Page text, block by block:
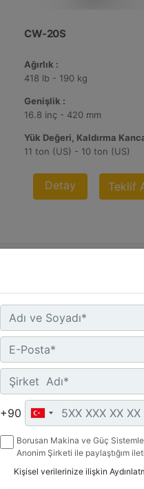
CW-20S
Ağırlık :
418 lb - 190 kg
Genişlik :
16.8 inç - 420 mm
Yük Değeri, Kaldırma
11 ton (US) - 10 ton (US)
Detay Teklif
CW-40S
Ağırlık :
473 lb - 215 kg
Genişlik :
16.8 inç - 420 mm
+90
Borusan Makina ve Güç
Anonim Şirketi ile paylaştığım
ile ilgili mesaj gönderilmesine
Kişisel verilerinize ilişkin